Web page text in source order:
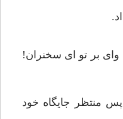
بر تو ای سخنران!
منتظر جایگاه خود